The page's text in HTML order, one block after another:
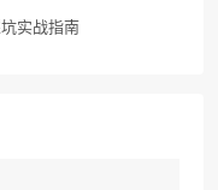
实战指南